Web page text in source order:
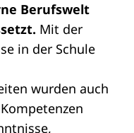
Berufswelt
Mit der
in der Schule
wurden auch